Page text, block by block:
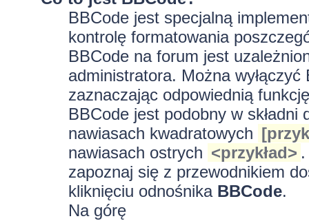
BBCode jest specjalną
kontrolę formatowania
BBCode na forum jest
administratora. Można
zaznaczając odpowiednią
BBCode jest podobny w
nawiasach kwadratowych
nawiasach ostrych <przykład>
zapoznaj się z przewodnikiem
kliknięciu odnośnika BBCode.
Na górę